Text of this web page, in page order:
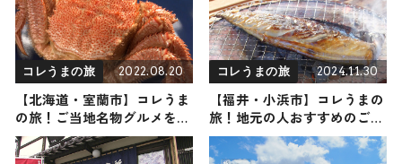
コレうまの旅 2022.08.20
【北海道・室蘭市】コレうま
の旅！ご当地名物グルメをお
届け
コレうまの旅 2024.11.30
【福井・小浜市】コレうまの
旅！地元の人おすすめのご当
地名物グルメ5選 2024年11月
30日放送